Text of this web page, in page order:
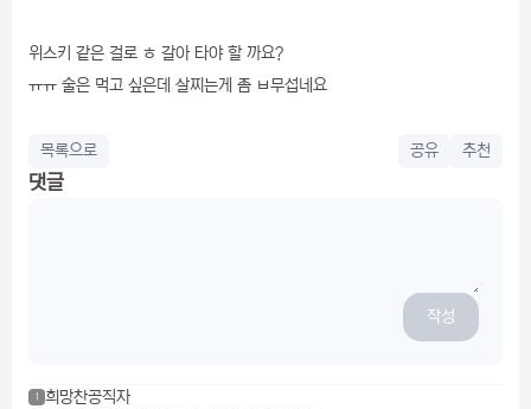
위스키 같은 걸로 ㅎ 갈아 타야 할 까요?
ㅠㅠ 술은 먹고 싶은데 살찌는게 좀 ㅂ무섭네요
목록으로 공유 추천
댓글
작성
1
희망찬공직자